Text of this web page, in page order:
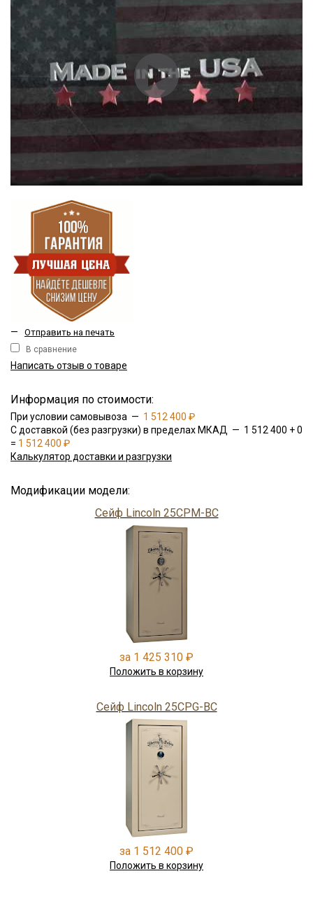
— Отправить на печать
В сравнение
Написать отзыв о товаре
Информация по стоимости:
При условии самовывоза — 1 512 400 ₽
С доставкой (без разгрузки) в пределах МКАД — 1 512 400 + 0
= 1 512 400 ₽
Калькулятор доставки и разгрузки
Модификации модели:
Сейф Lincoln 25CPM-BC
за 1 425 310 ₽
Положить в корзину
Сейф Lincoln 25CPG-BC
за 1 512 400 ₽
Положить в корзину